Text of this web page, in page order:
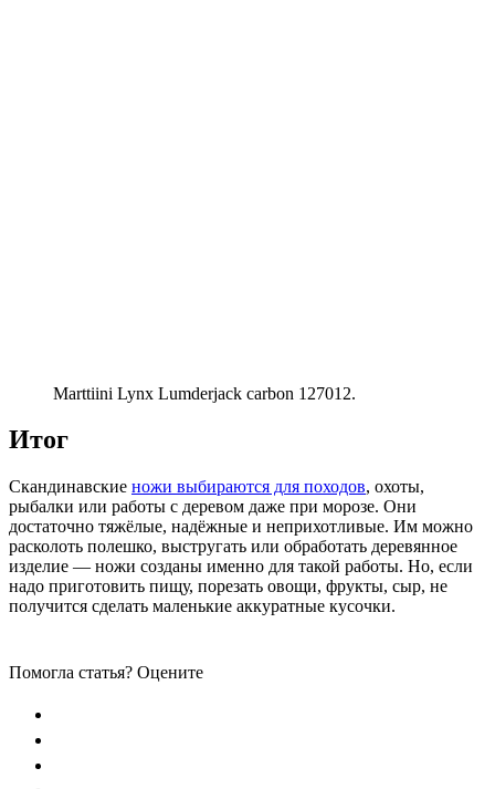
Marttiini Lynx Lumderjack carbon 127012.
Итог
Скандинавские ножи выбираются для походов, охоты,
рыбалки или работы с деревом даже при морозе. Они
достаточно тяжёлые, надёжные и неприхотливые. Им можно
расколоть полешко, выстругать или обработать деревянное
изделие — ножи созданы именно для такой работы. Но, если
надо приготовить пищу, порезать овощи, фрукты, сыр, не
получится сделать маленькие аккуратные кусочки.
Помогла статья? Оцените